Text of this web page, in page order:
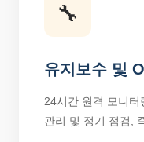
🔧
유지보수 및
24시간 원격 모니
관리 및 정기 점검,